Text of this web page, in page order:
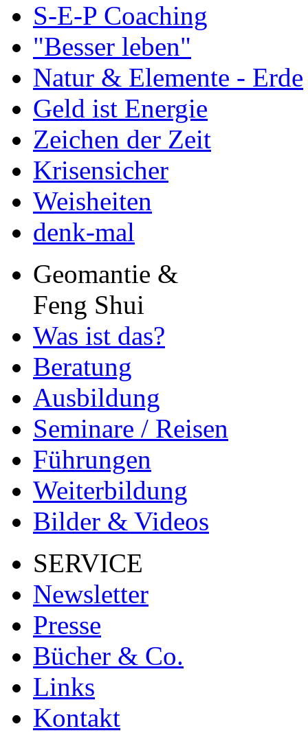
S-E-P Coaching
"Besser leben"
Natur & Elemente - Erde
Geld ist Energie
Zeichen der Zeit
Krisensicher
Weisheiten
denk-mal
Geomantie &
Feng Shui
Was ist das?
Beratung
Ausbildung
Seminare / Reisen
Führungen
Weiterbildung
Bilder & Videos
SERVICE
Newsletter
Presse
Bücher & Co.
Links
Kontakt